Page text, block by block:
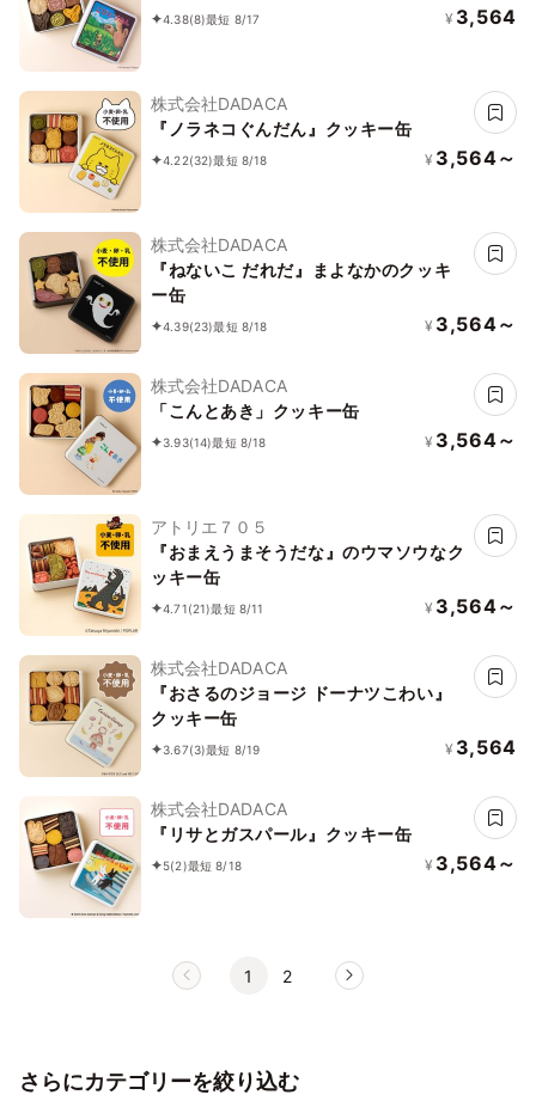
4.38(8)最短 8/17 ¥ 3,564
株式会社DADACA
『ノラネコぐんだん』クッキー缶
4.22(32)最短 8/18 ¥ 3,564～
株式会社DADACA
『ねないこ だれだ』まよなかのクッキ
ー缶
4.39(23)最短 8/18 ¥ 3,564～
株式会社DADACA
「こんとあき」クッキー缶
3.93(14)最短 8/18 ¥ 3,564～
アトリエ７０５
『おまえうまそうだな』のウマソウなク
ッキー缶
4.71(21)最短 8/11 ¥ 3,564～
株式会社DADACA
『おさるのジョージ ドーナツこわい』
クッキー缶
3.67(3)最短 8/19 ¥ 3,564
株式会社DADACA
『リサとガスパール』クッキー缶
5(2)最短 8/18 ¥ 3,564～
1 2
さらにカテゴリーを絞り込む